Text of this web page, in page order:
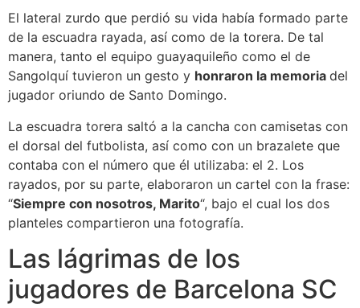
El lateral zurdo que perdió su vida había formado parte
de la escuadra rayada, así como de la torera. De tal
manera, tanto el equipo guayaquileño como el de
Sangolquí tuvieron un gesto y honraron la memoria del
jugador oriundo de Santo Domingo.
La escuadra torera saltó a la cancha con camisetas con
el dorsal del futbolista, así como con un brazalete que
contaba con el número que él utilizaba: el 2. Los
rayados, por su parte, elaboraron un cartel con la frase:
“Siempre con nosotros, Marito“, bajo el cual los dos
planteles compartieron una fotografía.
Las lágrimas de los
jugadores de Barcelona SC